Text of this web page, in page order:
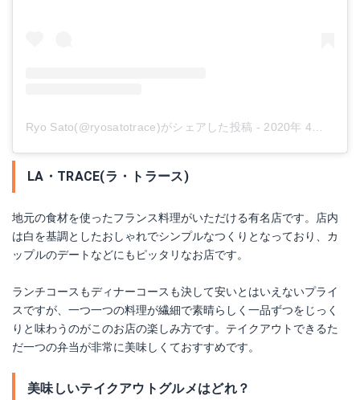
Ryo Sato(@ryosatotrace)がシェアした投稿 - 2020年 4月月11日午後9時40分PDT
LA・TRACE(ラ・トラース)
地元の食材を使ったフランス料理がいただける有名店です。店内
は白を基調としたおしゃれでシンプルなつくりとなっており、カ
ップルのデートなどにもピッタリなお店です。
ランチコースもディナーコースも決して安いとはいえないプライ
スですが、一つ一つの料理が繊細で素晴らしく一品ずつをじっく
りと味わうのがこのお店の楽しみ方です。テイクアウトできるた
だ一つの弁当が非常に美味しくておすすめです。
美味しいテイクアウトグルメはどれ？